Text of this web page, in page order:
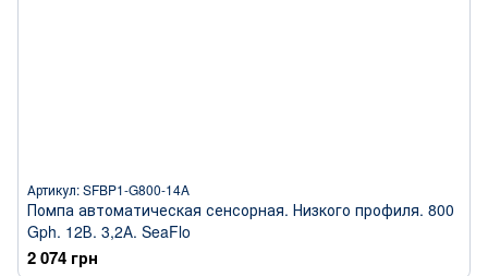
Артикул: SFBP1-G800-14A
Помпа автоматическая сенсорная. Низкого профиля. 800
Gph. 12В. 3,2А. SeaFlo
2 074 грн